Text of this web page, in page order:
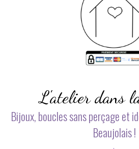
L'atelier dans
Bijoux, boucles sans perçage et
Beaujolais !